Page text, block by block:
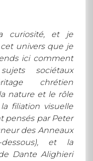
curiosité, et je
univers que je
ici comment
sociétaux
chrétien
nature et le rôle
filiation visuelle
pensés par Peter
des Anneaux
et la
Dante Alighieri